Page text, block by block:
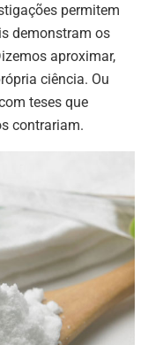
permitem
demonstram os
aproximar,
ciência. Ou
teses que
contrariam.